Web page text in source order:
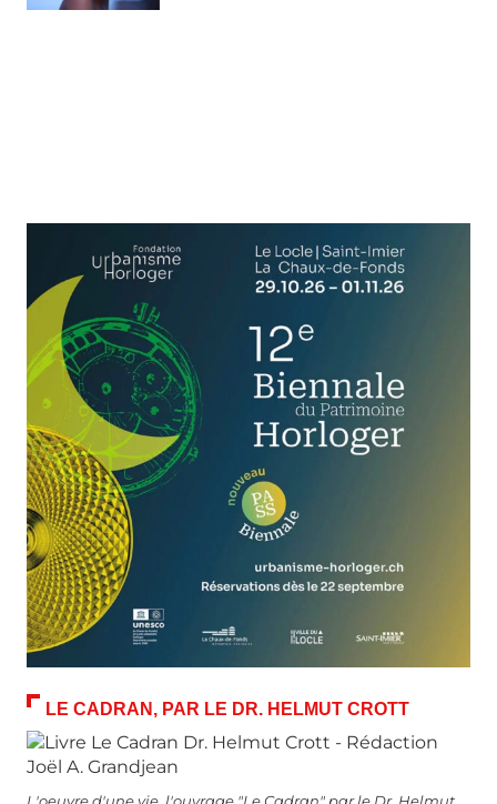
LE CADRAN, PAR LE DR. HELMUT CROTT